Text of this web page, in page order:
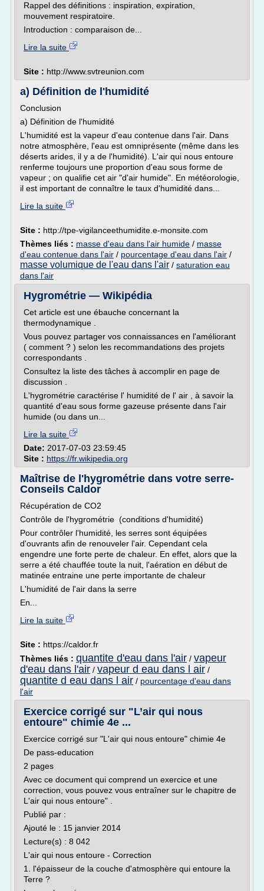
Rappel des définitions : inspiration, expiration,
mouvement respiratoire.
Introduction : comparaison de...
Lire la suite
Site : http://www.svtreunion.com
a) Définition de l'humidité
Conclusion
a) Définition de l'humidité
L'humidité est la vapeur d'eau contenue dans l'air. Dans
notre atmosphère, l'eau est omniprésente (même dans les
déserts arides, il y a de l'humidité). L'air qui nous entoure
renferme toujours une proportion d'eau sous forme de
vapeur ; on qualifie cet air "d'air humide". En météorologie,
il est important de connaître le taux d'humidité dans...
Lire la suite
Site : http://tpe-vigilanceethumidite.e-monsite.com
Thèmes liés : masse d'eau dans l'air humide / masse
d'eau contenue dans l'air / pourcentage d'eau dans l'air /
masse volumique de l'eau dans l'air / saturation eau
dans l'air
Hygrométrie — Wikipédia
Cet article est une ébauche concernant la
thermodynamique .
Vous pouvez partager vos connaissances en l'améliorant
( comment ? ) selon les recommandations des projets
correspondants .
Consultez la liste des tâches à accomplir en page de
discussion .
L'hygrométrie caractérise l' humidité de l' air , à savoir la
quantité d'eau sous forme gazeuse présente dans l'air
humide (ou dans un...
Lire la suite
Date: 2017-07-03 23:59:45
Site : https://fr.wikipedia.org
Maîtrise de l'hygrométrie dans votre serre-
Conseils Caldor
Récupération de CO2
Contrôle de l'hygrométrie (conditions d'humidité)
Pour contrôler l'humidité, les serres sont équipées
d'ouvrants afin de renouveler l'air. Cependant cela
engendre une forte perte de chaleur. En effet, alors que la
serre a été chauffée toute la nuit, l'aération en début de
matinée entraine une perte importante de chaleur
L'humidité de l'air dans la serre
En...
Lire la suite
Site : https://caldor.fr
Thèmes liés : quantite d'eau dans l'air / vapeur
d'eau dans l'air / vapeur d eau dans l air /
quantite d eau dans l air / pourcentage d'eau dans
l'air
Exercice corrigé sur "L’air qui nous
entoure" chimie 4e ...
Exercice corrigé sur "L'air qui nous entoure" chimie 4e
De pass-education
2 pages
Avec ce document qui comprend un exercice et une
correction, vous pouvez vous entraîner sur le chapitre de
L'air qui nous entoure" .
Publié par :
Ajouté le : 15 janvier 2014
Lecture(s) : 8 042
L'air qui nous entoure - Correction
1. l'épaisseur de la couche d'atmosphère qui entoure la
Terre ?